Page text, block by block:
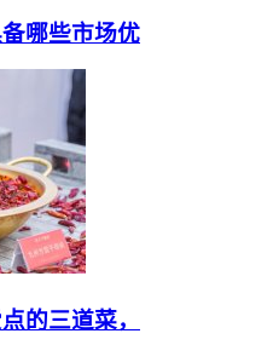
哪些市场优
的三道菜，